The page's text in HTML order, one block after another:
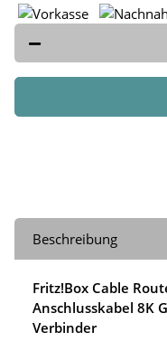
Beschreibung
Fritz!Box Cable
Anschlusskabel 8K
Verbinder